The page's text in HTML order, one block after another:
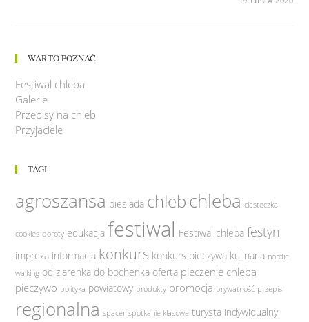
WARTO POZNAĆ
Festiwal chleba
Galerie
Przepisy na chleb
Przyjaciele
TAGI
agroszansa biesiada chlebchleba ciasteczka
cookies doroty edukacja festiwal Festiwal chleba festyn
impreza informacja konkurs konkurs pieczywa kulinaria nordic
walking od ziarenka do bochenka oferta pieczenie chleba
pieczywo polityka powiatowy produkty promocja prywatność przepis
regionalna spacer spotkanie klasowe turysta indywidualny